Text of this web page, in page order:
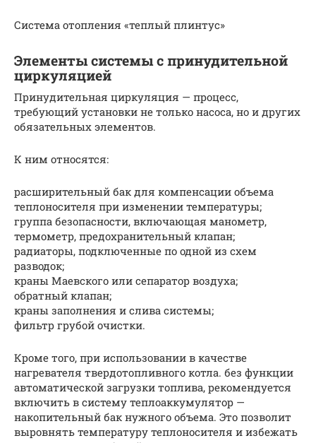
Система отопления «теплый плинтус»
Элементы системы с принудительной
циркуляцией
Принудительная циркуляция — процесс,
требующий установки не только насоса, но и других
обязательных элементов.
К ним относятся:
расширительный бак для компенсации объема
теплоносителя при изменении температуры;
группа безопасности, включающая манометр,
термометр, предохранительный клапан;
радиаторы, подключенные по одной из схем
разводок;
краны Маевского или сепаратор воздуха;
обратный клапан;
краны заполнения и слива системы;
фильтр грубой очистки.
Кроме того, при использовании в качестве
нагревателя твердотопливного котла. без функции
автоматической загрузки топлива, рекомендуется
включить в систему теплоаккумулятор —
накопительный бак нужного объема. Это позволит
выровнять температуру теплоносителя и избежать